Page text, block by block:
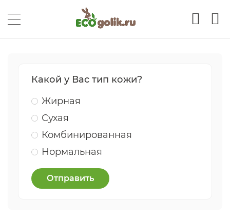
Какой у Вас тип кожи?
Жирная
Сухая
Комбинированная
Нормальная
Отправить